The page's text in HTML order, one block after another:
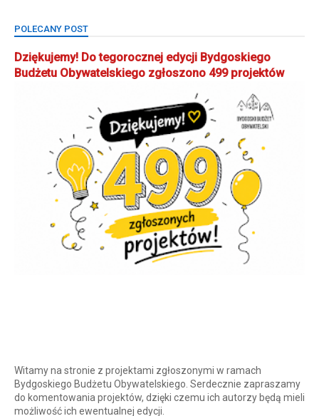
POLECANY POST
Dziękujemy! Do tegorocznej edycji Bydgoskiego
Budżetu Obywatelskiego zgłoszono 499 projektów
Witamy na stronie z projektami zgłoszonymi w ramach
Bydgoskiego Budżetu Obywatelskiego. Serdecznie zapraszamy
do komentowania projektów, dzięki czemu ich autorzy będą mieli
możliwość ich ewentualnej edycji.